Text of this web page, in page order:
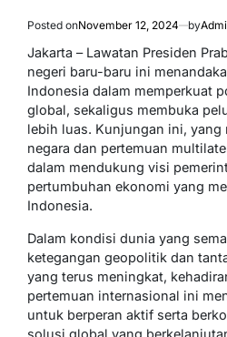
Posted onNovember 12, 2024 by
Jakarta – Lawatan Presiden
negeri baru-baru ini
Indonesia dalam memperkuat
global, sekaligus membuka
lebih luas. Kunjungan ini, yang
negara dan pertemuan
dalam mendukung visi
pertumbuhan ekonomi yang
Indonesia.
Dalam kondisi dunia yang
ketegangan geopolitik dan
yang terus meningkat,
pertemuan internasional ini
untuk berperan aktif serta
solusi global yang